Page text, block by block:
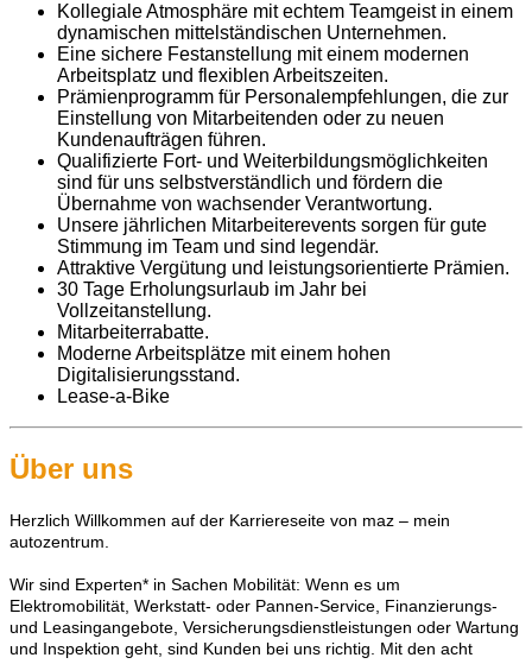
Kollegiale Atmosphäre mit echtem Teamgeist in einem
dynamischen mittelständischen Unternehmen.
Eine sichere Festanstellung mit einem modernen
Arbeitsplatz und flexiblen Arbeitszeiten.
Prämienprogramm für Personalempfehlungen, die zur
Einstellung von Mitarbeitenden oder zu neuen
Kundenaufträgen führen.
Qualifizierte Fort- und Weiterbildungsmöglichkeiten
sind für uns selbstverständlich und fördern die
Übernahme von wachsender Verantwortung.
Unsere jährlichen Mitarbeiterevents sorgen für gute
Stimmung im Team und sind legendär.
Attraktive Vergütung und leistungsorientierte Prämien.
30 Tage Erholungsurlaub im Jahr bei
Vollzeitanstellung.
Mitarbeiterrabatte.
Moderne Arbeitsplätze mit einem hohen
Digitalisierungsstand.
Lease-a-Bike
Über uns
Herzlich Willkommen auf der Karriereseite von maz – mein
autozentrum.
Wir sind Experten* in Sachen Mobilität: Wenn es um
Elektromobilität, Werkstatt- oder Pannen-Service, Finanzierungs-
und Leasingangebote, Versicherungsdienstleistungen oder Wartung
und Inspektion geht, sind Kunden bei uns richtig. Mit den acht